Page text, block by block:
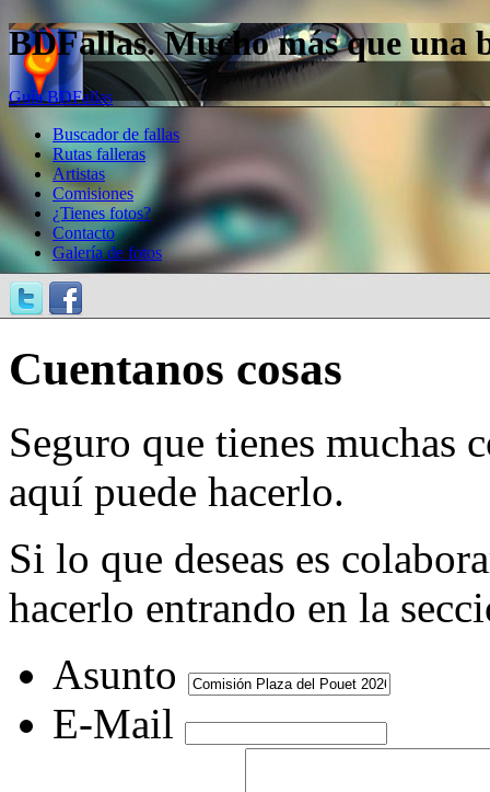
BDFallas. Mucho más que una
Guía BDFallas
Buscador de fallas
Rutas falleras
Artistas
Comisiones
¿Tienes fotos?
Contacto
Galería de fotos
Cuentanos cosas
Seguro que tienes muchas
aquí puede hacerlo.
Si lo que deseas es
hacerlo entrando en la
Asunto
E-Mail